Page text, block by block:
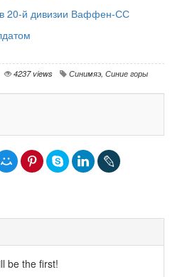
20-й дивизии Ваффен-СС
4237 views Синимяэ, Синие горы
be the first!